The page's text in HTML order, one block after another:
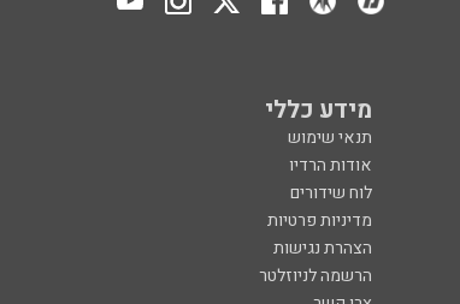
מידע כללי
תנאי שימוש
אודות הרדיו
לוח שידורים
מדיניות פרטיות
הצהרת נגישות
הרשמה לניוזלטר